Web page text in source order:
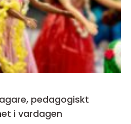
pedagogiskt
i vardagen